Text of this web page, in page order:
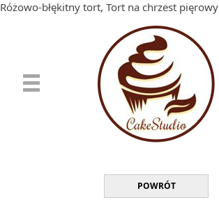
Różowo-błękitny tort, Tort na chrzest pięrowy
POWRÓT